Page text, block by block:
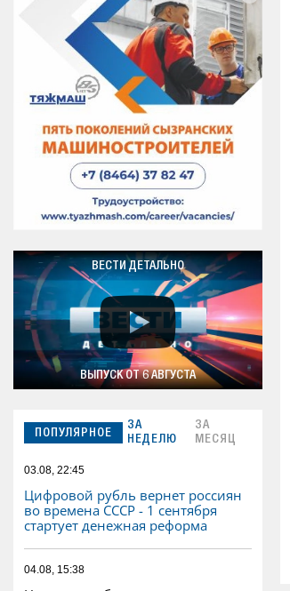
ВЕСТИ ДЕТАЛЬНО
ВЫПУСК ОТ 6 АВГУСТА
ПОПУЛЯРНОЕ
ЗА
НЕДЕЛЮ
ЗА
МЕСЯЦ
03.08, 22:45
Цифровой рубль вернет россиян
во времена СССР - 1 сентября
стартует денежная реформа
04.08, 15:38